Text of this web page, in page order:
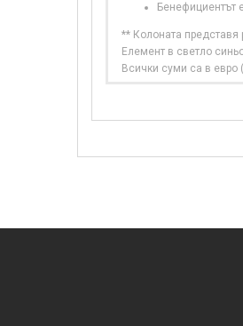
Бенефициентът
** Колоната представя
Елемент в светло
Всички суми са в евро